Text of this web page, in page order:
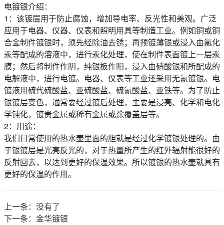
电镀银介绍：
1：该镀层用于防止腐蚀，增加导电率、反光性和美观。广泛
应用于电器、仪器、仪表和照明用具等制造工业。例如铜或铜
合金制件镀银时，须先经除油去锈；再预镀薄银或浸入由氯化
汞等配成的溶液中，进行汞化处理，使在制件表面镀上一层汞
膜；然后将制件作阴，纯银板作阳，浸入由硝酸银和所配成的
电解液中，进行电镀。电器、仪表等工业还采用无氰镀银。电
镀液用硫代硫酸盐、亚硫酸盐、硫氰酸盐、亚铁等。为了防止
银镀层变色，通常要经过镀后处理，主要是浸亮、化学和电化
学钝化，镀贵金属或稀有金属或涂覆盖层等。
2：用途：
我们日常使用的热水壶里面的胆就是经过化学镀银处理的。由
于银镀层是光亮反光的，对于热量所产生的红外辐射能很好的
反射回去，以达到更好的保温效果。所以镀银的热水壶就具有
更好的保温的作用。
上一条： 没有了
下一条： 金华镀银